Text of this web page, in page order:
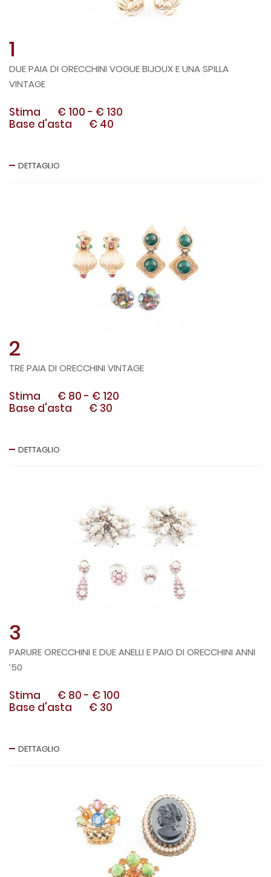
1
DUE PAIA DI ORECCHINI VOGUE BIJOUX E UNA SPILLA
VINTAGE
Stima € 100 - € 130
Base d'asta
€ 40
DETTAGLIO
2
TRE PAIA DI ORECCHINI VINTAGE
Stima € 80 - € 120
Base d'asta
€ 30
DETTAGLIO
3
PARURE ORECCHINI E DUE ANELLI E PAIO DI ORECCHINI ANNI
’50
Stima € 80 - € 100
Base d'asta
€ 30
DETTAGLIO